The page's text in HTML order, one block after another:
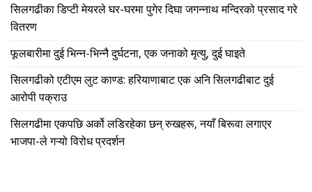
सिलगढीका डिप्टी मेयरले घर-घरमा पुगेर दिघा जगन्नाथ मन्दिरको प्रसाद गरे
वितरण
फूलबारीमा दुई भिन्न-भिन्नै दुर्घटना, एक जनाको मृत्यु, दुई घाइते
सिलगढीको एटीएम लुट काण्ड: हरियाणाबाट एक अनि सिलगढीबाट दुई
आरोपी पक्राउ
सिलगढीमा एकपछि अर्को लडिरहेका छन् रुखहरू, नयाँ बिरूवा लगाएर
भाजपा-ले गऱ्यो विरोध प्रदर्शन